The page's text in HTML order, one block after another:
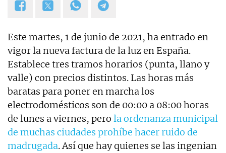
Este martes, 1 de junio de 2021, ha entrado en
vigor la nueva factura de la luz en España.
Establece tres tramos horarios (punta, llano y
valle) con precios distintos. Las horas más
baratas para poner en marcha los
electrodomésticos son de 00:00 a 08:00 horas
de lunes a viernes, pero la ordenanza municipal
de muchas ciudades prohíbe hacer ruido de
madrugada. Así que hay quienes se las ingenian